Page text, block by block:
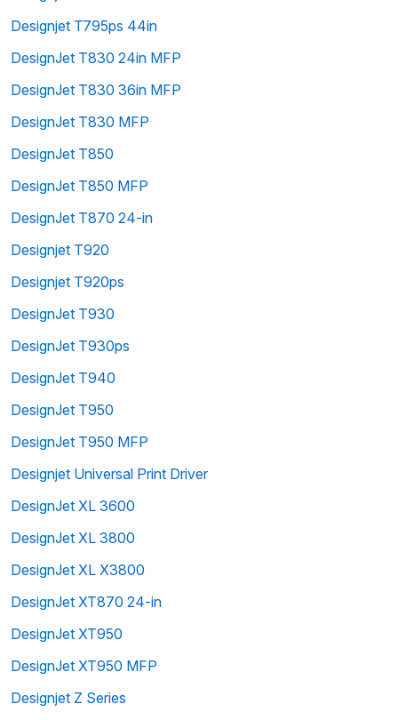
Designjet T795ps 44in
DesignJet T830 24in MFP
DesignJet T830 36in MFP
DesignJet T830 MFP
DesignJet T850
DesignJet T850 MFP
DesignJet T870 24-in
Designjet T920
Designjet T920ps
DesignJet T930
DesignJet T930ps
DesignJet T940
DesignJet T950
DesignJet T950 MFP
Designjet Universal Print Driver
DesignJet XL 3600
DesignJet XL 3800
DesignJet XL X3800
DesignJet XT870 24-in
DesignJet XT950
DesignJet XT950 MFP
Designjet Z Series